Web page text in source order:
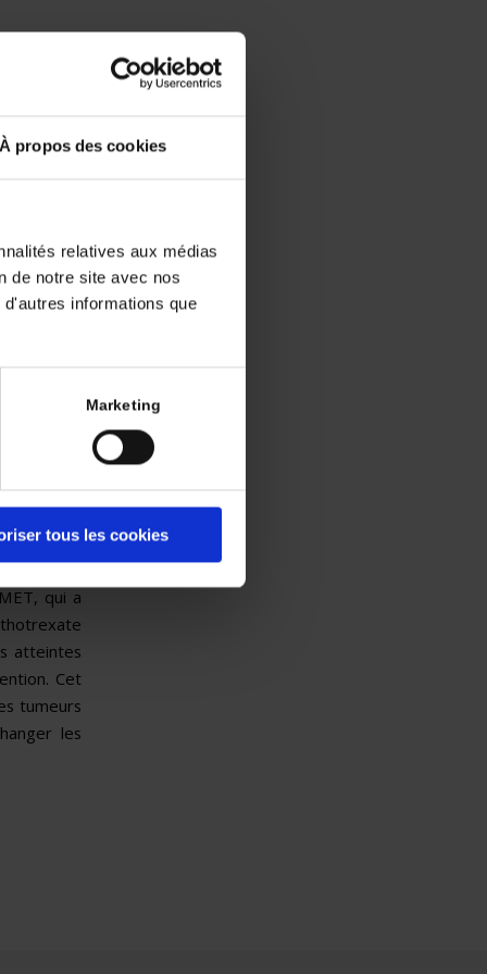
À propos des cookies
relatives aux médias
de notre site avec nos
informations que
Marketing
tous les cookies
dans le
à
précoce
de
système
afi
de
cancers
prise en
qui a
atteintes
Cet
tumeurs
les